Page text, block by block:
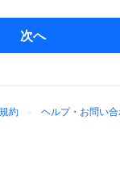
次へ
約
ヘルプ・お問い